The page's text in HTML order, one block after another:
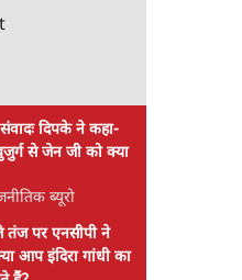
दिपके ने कहा-
से जेन जी को क्या
ब्यूरो
तंज पर एनसीपी ने
आप इंदिरा गांधी का